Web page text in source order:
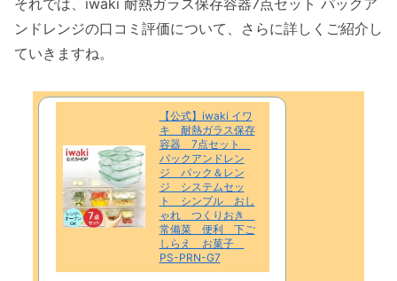
それでは、iwaki 耐熱ガラス保存容器7点セット パックア
ンドレンジの口コミ評価について、さらに詳しくご紹介し
ていきますね。
【公式】iwaki イワ
キ 耐熱ガラス保存
容器 7点セット
パックアンドレン
ジ パック＆レン
ジ システムセッ
ト シンプル おし
ゃれ つくりおき
常備菜 便利 下ご
しらえ お菓子
PS-PRN-G7